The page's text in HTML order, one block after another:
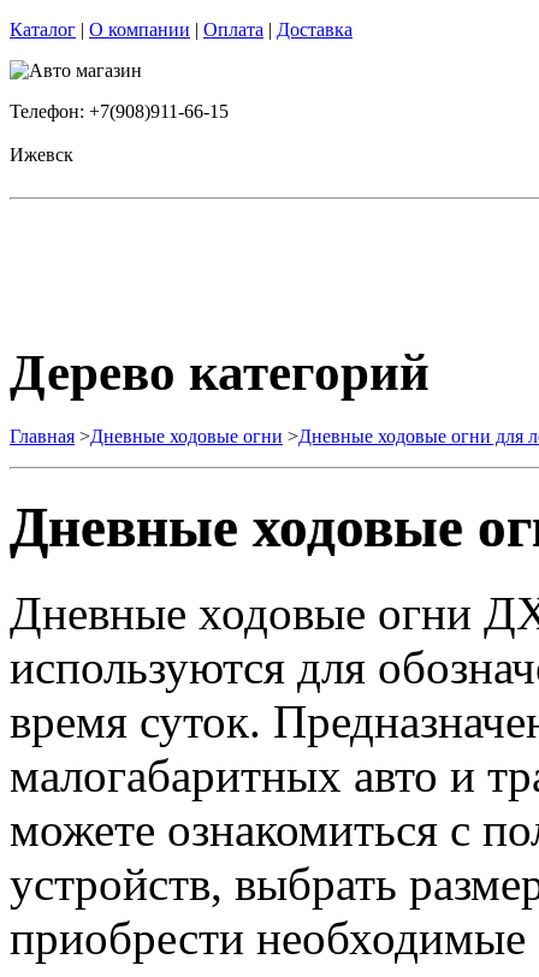
Каталог | О компании | Оплата | Доставка
Телефон: +7(908)911-66-15
Ижевск
Дерево категорий
Главная >Дневные ходовые огни >Дневные ходовые огни для
Дневные ходовые
Дневные ходовые огни
используются для
время суток.
малогабаритных авто и
можете ознакомиться с
устройств, выбрать
приобрести